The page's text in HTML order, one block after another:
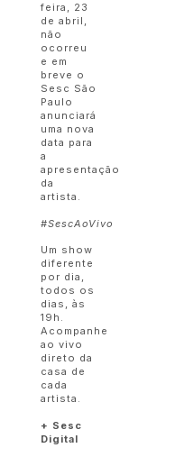
feira, 23
de abril,
não
ocorreu
e em
breve o
Sesc São
Paulo
anunciará
uma nova
data para
a
apresentação
da
artista.
#SescAoVivo
Um show
diferente
por dia,
todos os
dias, às
19h.
Acompanhe
ao vivo
direto da
casa de
cada
artista.
+ Sesc
Digital